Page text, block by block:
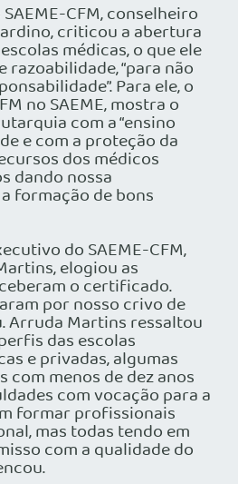
CFM, conselheiro
criticou a abertura
médicas, o que ele
“para não
Para ele, o
no SAEME, mostra o
com a “ensino
e com a proteção da
dos médicos
dando nossa
formação de bons
do SAEME-CFM,
elogiou as
o certificado.
por nosso crivo de
Arruda Martins ressaltou
das escolas
e privadas, algumas
com menos de dez anos
com vocação para a
formar profissionais
mas todas tendo em
com a qualidade do